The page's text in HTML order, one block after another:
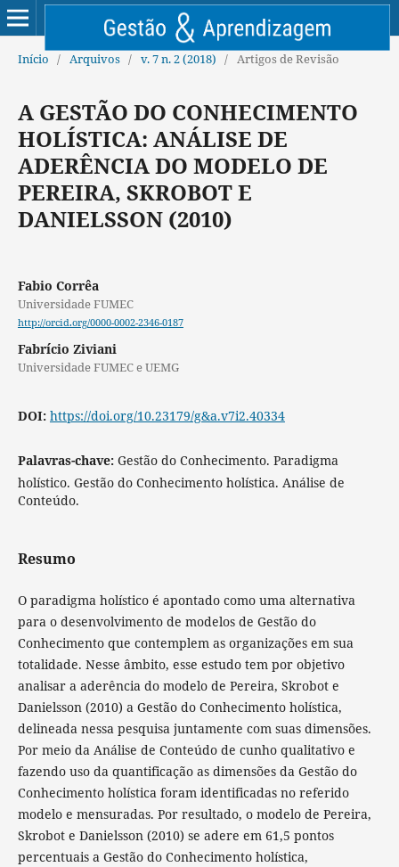
Início / Arquivos / v. 7 n. 2 (2018) / Artigos de Revisão
A GESTÃO DO CONHECIMENTO
HOLÍSTICA: ANÁLISE DE
ADERÊNCIA DO MODELO DE
PEREIRA, SKROBOT E
DANIELSSON (2010)
Fabio Corrêa
Universidade FUMEC
http://orcid.org/0000-0002-2346-0187
Fabrício Ziviani
Universidade FUMEC e UEMG
DOI: https://doi.org/10.23179/g&a.v7i2.40334
Palavras-chave: Gestão do Conhecimento. Paradigma
holístico. Gestão do Conhecimento holística. Análise de
Conteúdo.
Resumo
O paradigma holístico é apontado como uma alternativa
para o desenvolvimento de modelos de Gestão do
Conhecimento que contemplem as organizações em sua
totalidade. Nesse âmbito, esse estudo tem por objetivo
analisar a aderência do modelo de Pereira, Skrobot e
Danielsson (2010) a Gestão do Conhecimento holística,
delineada nessa pesquisa juntamente com suas dimensões.
Por meio da Análise de Conteúdo de cunho qualitativo e
fazendo uso da quantificação as dimensões da Gestão do
Conhecimento holística foram identificadas no referido
modelo e mensuradas. Por resultado, o modelo de Pereira,
Skrobot e Danielsson (2010) se adere em 61,5 pontos
percentuais a Gestão do Conhecimento holística,